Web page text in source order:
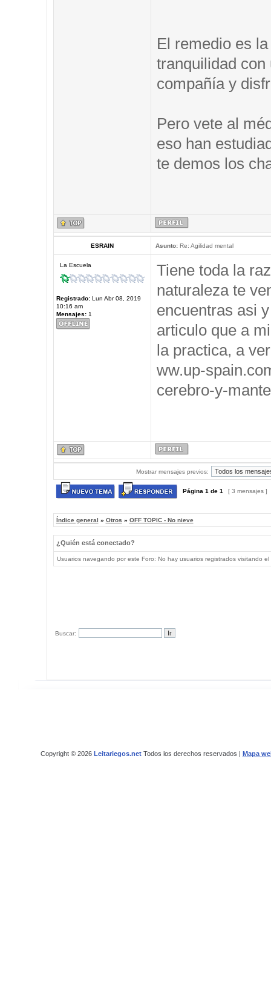
El remedio es
tranquilidad con
compañía y
Pero vete al
eso han
te demos los
ESRAIN Asunto:Re: Agilidad mental
La Escuela
Registrado:Lun Abr 08, 2019
10:16 am
Mensajes:1
Tiene toda la
naturaleza te
encuentras asi
articulo que a
la practica, a
ww.up-
cerebro-y-
Mostrar mensajes previos:
Página 1 de 1 [ 3 mensajes ]
Índice general » Otros » OFF TOPIC - No nieve
¿Quién está conectado?
Usuarios navegando por este Foro: No hay usuarios registrados visitando
Buscar:
Copyright © 2026 Leitariegos.netTodos los derechos reservados | Mapa